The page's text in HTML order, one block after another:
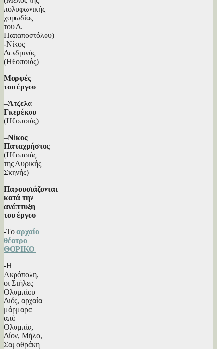
πολυφωνικής
χορωδίας
του Δ.
Παπαποστόλου)
-Νίκος
Δενδρινός
(Ηθοποιός)
Μορφές
του έργου
–Άτζελα
Γκερέκου
(Ηθοποιός)
–Νίκος
Παπαχρήστος
(Ηθοποιός
της Λυρικής
Σκηνής)
Παρουσιάζονται
κατά την
ανάπτυξη
του έργου
-Το αρχαίο
θέατρο
ΘΟΡΙΚΟ
-Η
Ακρόπολη,
οι Στήλες
Ολυμπίου
Διός, αρχαία
μάρμαρα
από
Ολυμπία,
Δίον, Μήλο,
Σαμοθράκη